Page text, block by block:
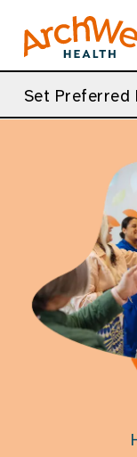
Set Preferred